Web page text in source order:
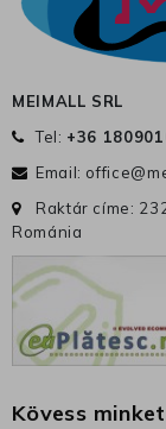
MEIMALL SRL
Tel: +36
Email:
Raktár címe:
Románia
Kövess minket